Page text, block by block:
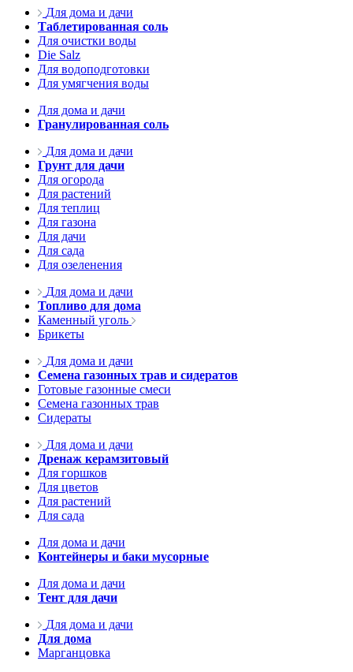
Для дома и дачи
Таблетированная соль
Для очистки воды
Die Salz
Для водоподготовки
Для умягчения воды
Для дома и дачи
Гранулированная соль
Для дома и дачи
Грунт для дачи
Для огорода
Для растений
Для теплиц
Для газона
Для дачи
Для сада
Для озеленения
Для дома и дачи
Топливо для дома
Каменный уголь
Брикеты
Для дома и дачи
Семена газонных трав и сидератов
Готовые газонные смеси
Семена газонных трав
Сидераты
Для дома и дачи
Дренаж керамзитовый
Для горшков
Для цветов
Для растений
Для сада
Для дома и дачи
Контейнеры и баки мусорные
Для дома и дачи
Тент для дачи
Для дома и дачи
Для дома
Марганцовка